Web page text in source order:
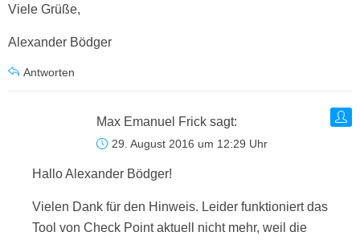
Viele Grüße,
Alexander Bödger
Antworten
Max Emanuel Frick sagt:
29. August 2016 um 12:29 Uhr
Hallo Alexander Bödger!
Vielen Dank für den Hinweis. Leider funktioniert das
Tool von Check Point aktuell nicht mehr, weil die